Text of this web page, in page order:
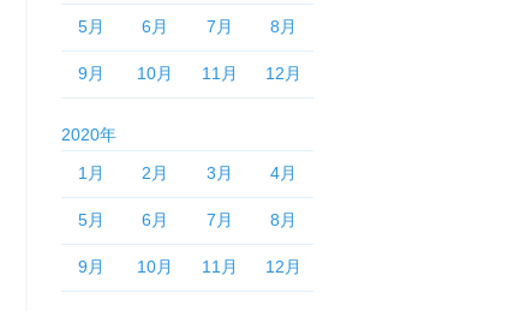
5月 6月 7月 8月
9月 10月 11月 12月
2020年
1月
2月 3月 4月
5月 6月 7月 8月
9月 10月 11月 12月